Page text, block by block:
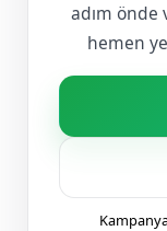
adım önde
hemen